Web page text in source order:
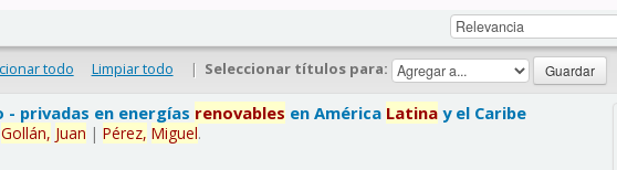
todo Limpiar todo | Seleccionar títulos para:
- privadas en energías renovables en América Latina y el Caribe
Gollán, Juan |Pérez, Miguel.